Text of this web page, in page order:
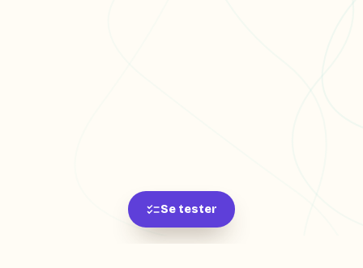
Se tester